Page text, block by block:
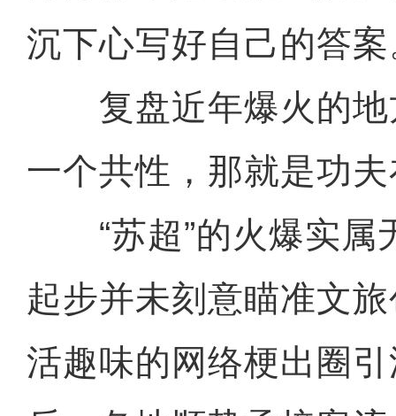
沉下心写好自己的答
复盘近年爆火的地
一个共性，那就是功
“苏超”的火爆实属
起步并未刻意瞄准文
活趣味的网络梗出圈